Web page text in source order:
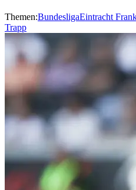
Themen:BundesligaEintracht
Trapp